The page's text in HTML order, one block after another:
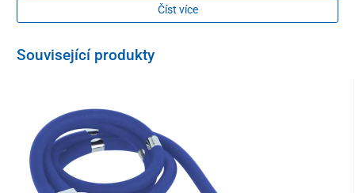
velikostech – pro muže, ženy, děti a dorost
kyslíková láhev o objemu 1 litr naplněná medicinálním
kyslíkem (opakovaně plnitelná) s redukčním ventilem a
manometrem
kyslíková maska se spojovací hadičkou
odsávačka a odsávací katetr ve dvou různých velikostech
Číst více
Související produkty